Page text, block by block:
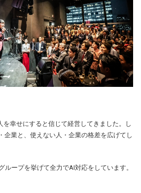
を幸せにすると信じて経営してきました。し
企業と、使えない人・企業の格差を広げてし
ループを挙げて全力でAI対応をしています。